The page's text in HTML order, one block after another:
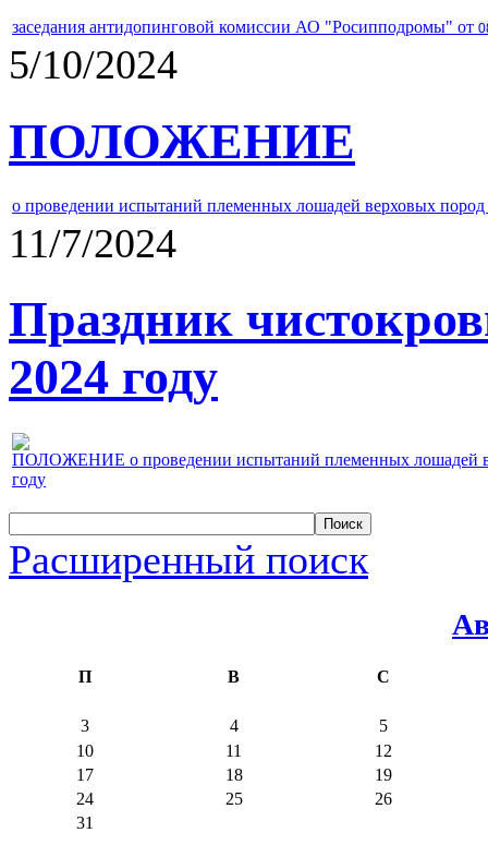
заседания антидопинговой комиссии АО "Росипподромы" от
5/10/2024
ПОЛОЖЕНИЕ
о проведении испытаний племенных лошадей верховых
11/7/2024
Праздник
2024 году
ПОЛОЖЕНИЕ о проведении испытаний племенных лошадей
году
Расширенный поиск
П В С
3 4
5
10
11
12
17
18
19
24
25
26
31